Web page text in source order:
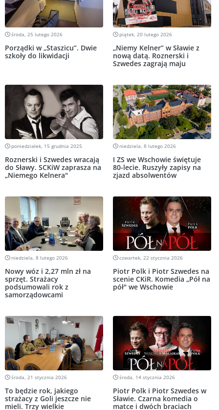
środa, 25 lutego 2026
Porządki w „Staszicu”. Dwie
szkoły do likwidacji
piątek, 20 lutego 2026
„Niemy Kelner” w Sławie z
nową datą. Roznerski i
Szwedes zagrają maju
poniedziałek, 15 grudnia 2025
Roznerski i Szwedes wracają
do Sławy. SCKiW zaprasza na
„Niemego Kelnera"
niedziela, 8 lutego 2026
I ZS we Wschowie świętuje
80-lecie. Ruszyły zapisy na
zjazd absolwentów
niedziela, 8 lutego 2026
Nowy wóz i 2,27 mln zł na
sprzęt. Strażacy
podsumowali rok z
samorządowcami
czwartek, 22 stycznia 2026
Piotr Polk i Piotr Szwedes na
scenie CKiR. Komedia „Pół na
pół" we Wschowie
środa, 21 stycznia 2026
To będzie rok, jakiego
strażacy z Goli jeszcze nie
mieli. Trzy wielkie
środa, 14 stycznia 2026
Piotr Polk i Piotr Szwedes w
Sławie. Czarna komedia o
matce i dwóch braciach